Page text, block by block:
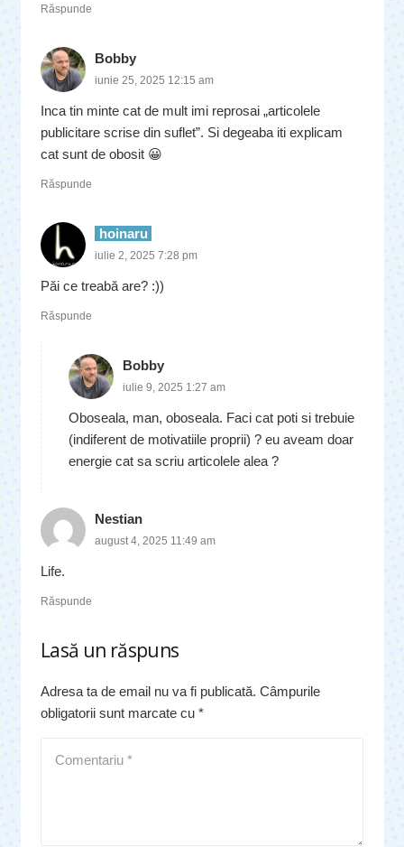
Răspunde
Bobby
iunie 25, 2025 12:15 am
Inca tin minte cat de mult imi reprosai „articolele
publicitare scrise din suflet”. Si degeaba iti explicam
cat sunt de obosit 😀
Răspunde
hoinaru
iulie 2, 2025 7:28 pm
Păi ce treabă are? :))
Răspunde
Bobby
iulie 9, 2025 1:27 am
Oboseala, man, oboseala. Faci cat poti si trebuie
(indiferent de motivatiile proprii) ? eu aveam doar
energie cat sa scriu articolele alea ?
Nestian
august 4, 2025 11:49 am
Life.
Răspunde
Lasă un răspuns
Adresa ta de email nu va fi publicată. Câmpurile
obligatorii sunt marcate cu *